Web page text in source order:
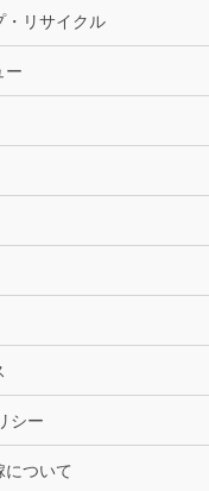
・リサイクル
ー
シー
について